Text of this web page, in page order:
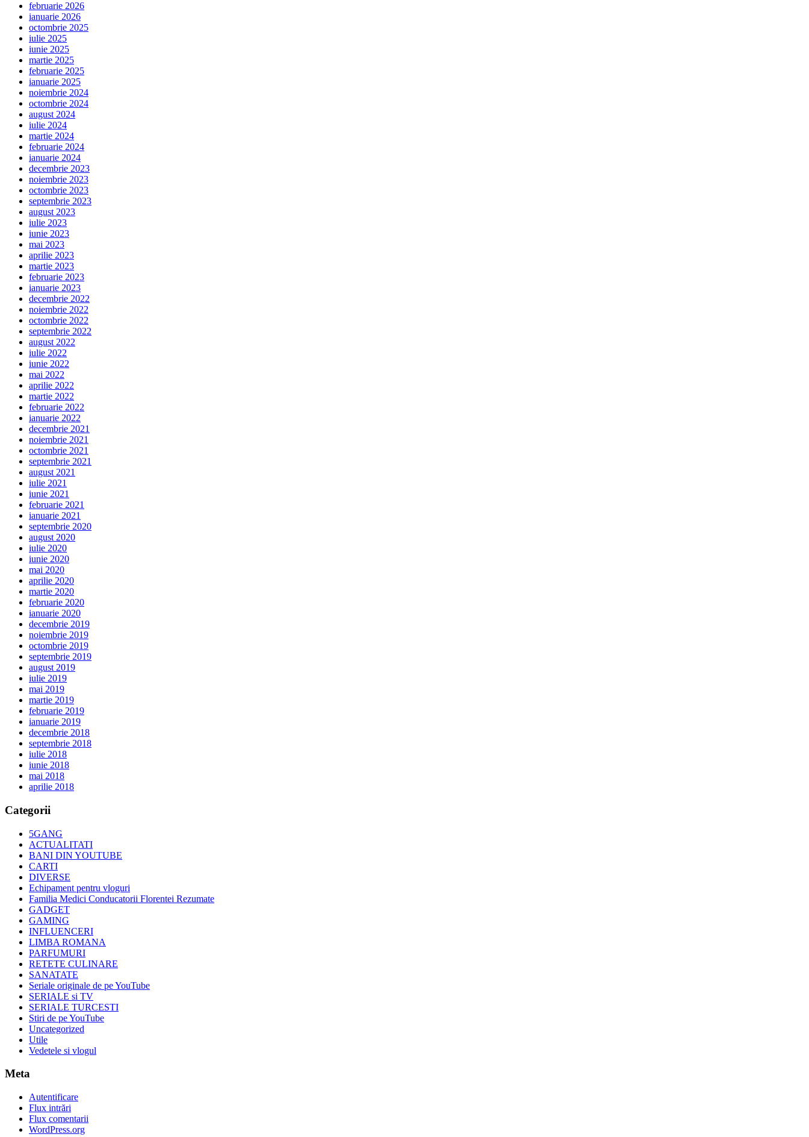
februarie 2026
ianuarie 2026
octombrie 2025
iulie 2025
iunie 2025
martie 2025
februarie 2025
ianuarie 2025
noiembrie 2024
octombrie 2024
august 2024
iulie 2024
martie 2024
februarie 2024
ianuarie 2024
decembrie 2023
noiembrie 2023
octombrie 2023
septembrie 2023
august 2023
iulie 2023
iunie 2023
mai 2023
aprilie 2023
martie 2023
februarie 2023
ianuarie 2023
decembrie 2022
noiembrie 2022
octombrie 2022
septembrie 2022
august 2022
iulie 2022
iunie 2022
mai 2022
aprilie 2022
martie 2022
februarie 2022
ianuarie 2022
decembrie 2021
noiembrie 2021
octombrie 2021
septembrie 2021
august 2021
iulie 2021
iunie 2021
februarie 2021
ianuarie 2021
septembrie 2020
august 2020
iulie 2020
iunie 2020
mai 2020
aprilie 2020
martie 2020
februarie 2020
ianuarie 2020
decembrie 2019
noiembrie 2019
octombrie 2019
septembrie 2019
august 2019
iulie 2019
mai 2019
martie 2019
februarie 2019
ianuarie 2019
decembrie 2018
septembrie 2018
iulie 2018
iunie 2018
mai 2018
aprilie 2018
Categorii
5GANG
ACTUALITATI
BANI DIN YOUTUBE
CARTI
DIVERSE
Echipament pentru vloguri
Familia Medici Conducatorii Florentei Rezumate
GADGET
GAMING
INFLUENCERI
LIMBA ROMANA
PARFUMURI
RETETE CULINARE
SANATATE
Seriale originale de pe YouTube
SERIALE si TV
SERIALE TURCESTI
Stiri de pe YouTube
Uncategorized
Utile
Vedetele si vlogul
Meta
Autentificare
Flux intrări
Flux comentarii
WordPress.org